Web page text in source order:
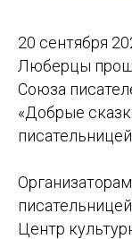
20 сентября
Люберцы
Союза
«Добрые
писательницей
писательницей
Центр